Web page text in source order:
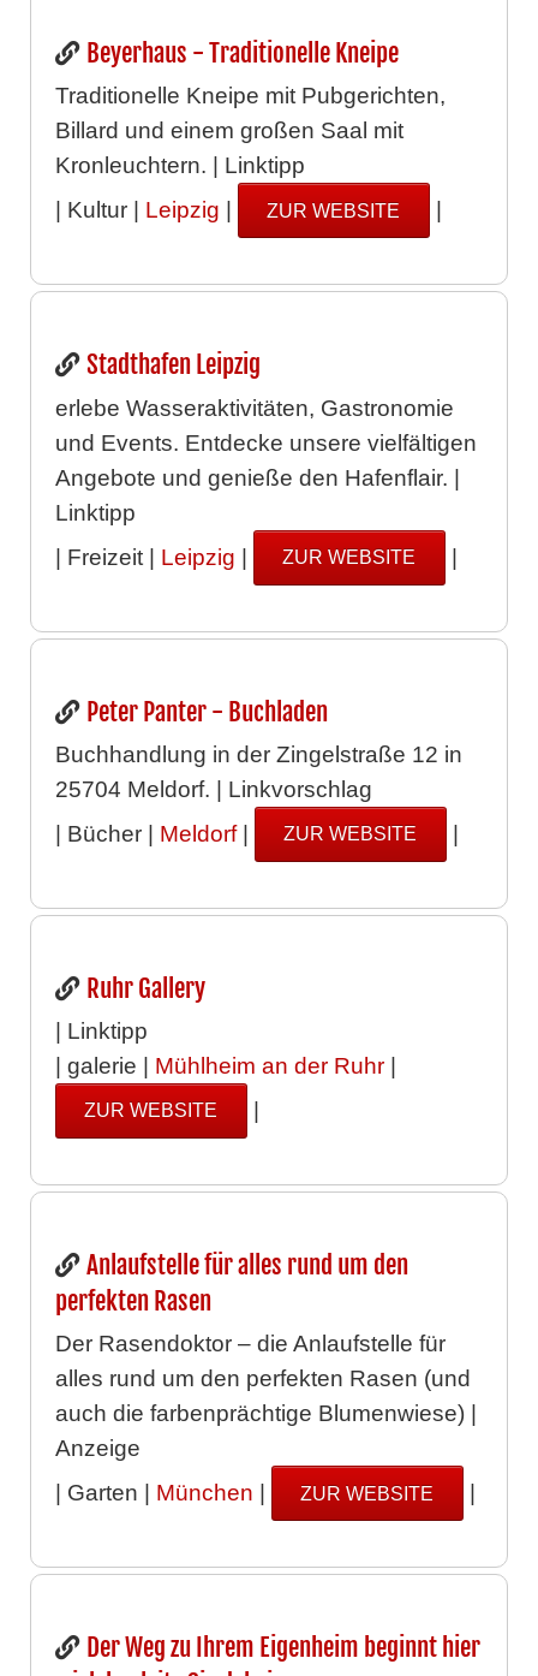
Beyerhaus - Traditionelle Kneipe
Traditionelle Kneipe mit Pubgerichten,
Billard und einem großen Saal mit
Kronleuchtern. | Linktipp
| Kultur | Leipzig ZUR WEBSITE
Stadthafen Leipzig
erlebe Wasseraktivitäten, Gastronomie
und Events. Entdecke unsere vielfältigen
Angebote und genieße den Hafenflair. |
Linktipp
| Freizeit | Leipzig | ZUR WEBSITE |
Peter Panter - Buchladen
Buchhandlung in der Zingelstraße 12 in
25704 Meldorf. | Linkvorschlag
| Bücher | Meldorf| ZUR WEBSITE |
Ruhr Gallery
| Linktipp
| galerie | Mühlheim an der Ruhr|
ZUR WEBSITE |
Anlaufstelle für alles rund um den
perfekten Rasen
Der Rasendoktor – die Anlaufstelle für
alles rund um den perfekten Rasen (und
auch die farbenprächtige Blumenwiese) |
Anzeige
| Garten | München | ZUR WEBSITE |
Der Weg zu Ihrem Eigenheim beginnt hier